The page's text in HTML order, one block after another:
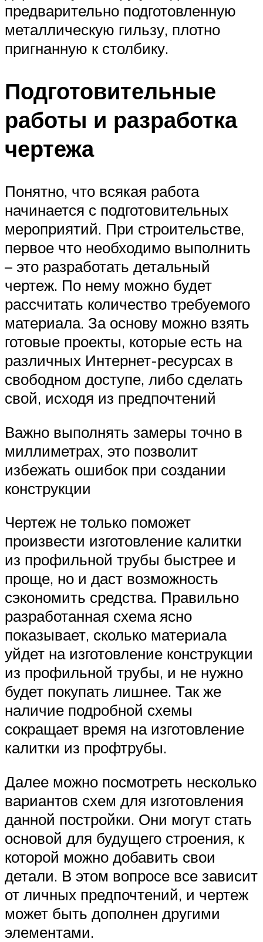
предварительно подготовленную
металлическую гильзу, плотно
пригнанную к столбику.
Подготовительные
работы и разработка
чертежа
Понятно, что всякая работа
начинается с подготовительных
мероприятий. При строительстве,
первое что необходимо выполнить
– это разработать детальный
чертеж. По нему можно будет
рассчитать количество требуемого
материала. За основу можно взять
готовые проекты, которые есть на
различных Интернет-ресурсах в
свободном доступе, либо сделать
свой, исходя из предпочтений
Важно выполнять замеры точно в
миллиметрах, это позволит
избежать ошибок при создании
конструкции
Чертеж не только поможет
произвести изготовление калитки
из профильной трубы быстрее и
проще, но и даст возможность
сэкономить средства. Правильно
разработанная схема ясно
показывает, сколько материала
уйдет на изготовление конструкции
из профильной трубы, и не нужно
будет покупать лишнее. Так же
наличие подробной схемы
сокращает время на изготовление
калитки из профтрубы.
Далее можно посмотреть несколько
вариантов схем для изготовления
данной постройки. Они могут стать
основой для будущего строения, к
которой можно добавить свои
детали. В этом вопросе все зависит
от личных предпочтений, и чертеж
может быть дополнен другими
элементами.